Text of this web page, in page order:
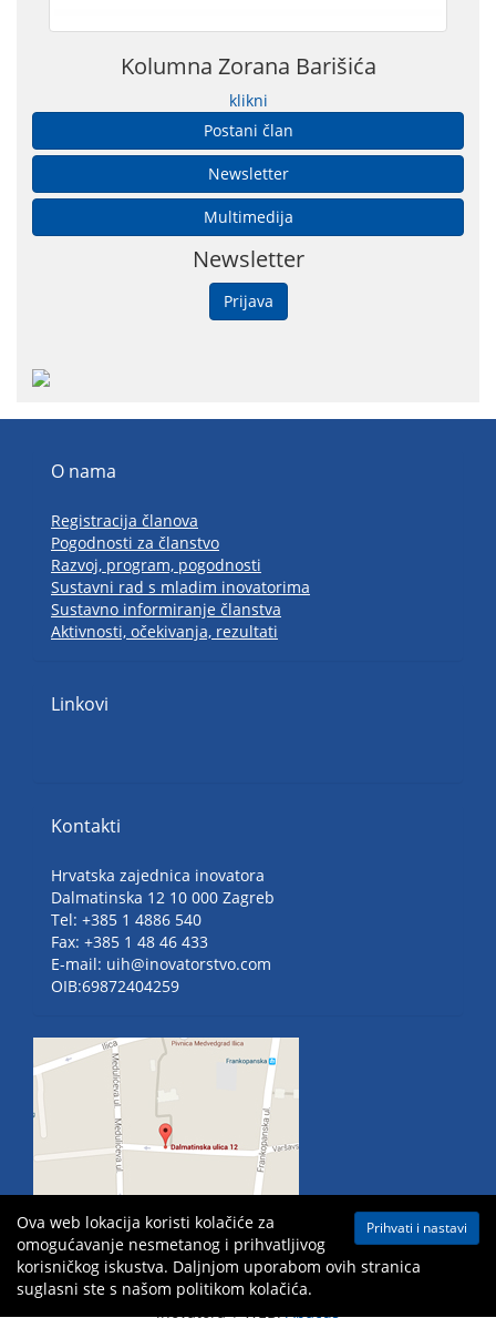
Kolumna Zorana Barišića
klikni
Postani član
Newsletter
Multimedija
Newsletter
Prijava
O nama
Registracija članova
Pogodnosti za članstvo
Razvoj, program, pogodnosti
Sustavni rad s mladim inovatorima
Sustavno informiranje članstva
Aktivnosti, očekivanja, rezultati
Linkovi
Kontakti
Hrvatska zajednica inovatora
Dalmatinska 12 10 000 Zagreb
Tel: +385 1 4886 540
Fax: +385 1 48 46 433
E-mail: uih@inovatorstvo.com
OIB:69872404259
Mapa weba | Sva prava pridržana ©2026 Hrvatska zajednica
inovatora | WEB:Abacus
Prihvati i nastavi
Ova web lokacija koristi kolačiće za
omogućavanje nesmetanog i prihvatljivog
korisničkog iskustva. Daljnjom uporabom ovih stranica
suglasni ste s našom politikom kolačića.